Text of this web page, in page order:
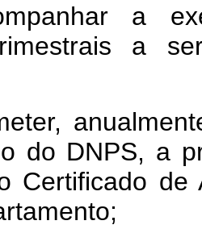
a
a
do DNPS, a
Certificado de